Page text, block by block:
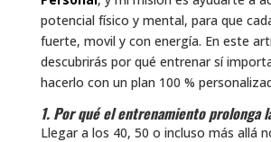
potencial físico y mental, para que
fuerte, movil y con energía. En este
descubrirás por qué entrenar sí
hacerlo con un plan 100 %
1. Por qué el entrenamiento prolonga
Llegar a los 40, 50 o incluso más allá